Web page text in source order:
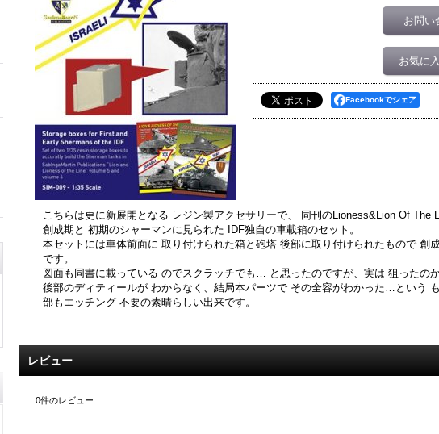
お問い
お気に
Facebookでシェア
こちらは更に新展開となる レジン製アクセサリーで、 同刊のLioness&Lion Of
創成期と 初期のシャーマンに見られた IDF独自の車載箱のセット。
本セットには車体前面に 取り付けられた箱と砲塔 後部に取り付けられたもので 創
です。
図面も同書に載っている のでスクラッチでも… と思ったのですが、実は 狙ったの
後部のディティールが わからなく、結局本パーツで その全容がわかった…という
部もエッチング 不要の素晴らしい出来です。
レビュー
0件のレビュー